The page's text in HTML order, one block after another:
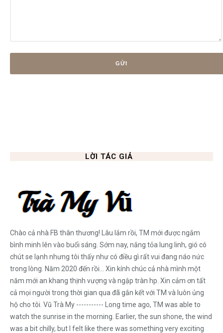
LỜI TÁC GIẢ
Chào cả nhà FB thân thương! Lâu lắm rồi, TM mới được ngắm
bình minh lên vào buổi sáng. Sớm nay, nắng tỏa lung linh, gió có
chút se lạnh nhưng tôi thấy như có điều gì rất vui đang náo nức
trong lòng. Năm 2020 đến rồi... Xin kính chúc cả nhà mình một
năm mới an khang thịnh vượng và ngập tràn hp. Xin cảm ơn tất
cả mọi người trong thời gian qua đã gắn kết với TM và luôn ủng
hộ cho tôi. Vũ Trà My ----------- Long time ago, TM was able to
watch the sunrise in the morning. Earlier, the sun shone, the wind
was a bit chilly, but I felt like there was something very exciting